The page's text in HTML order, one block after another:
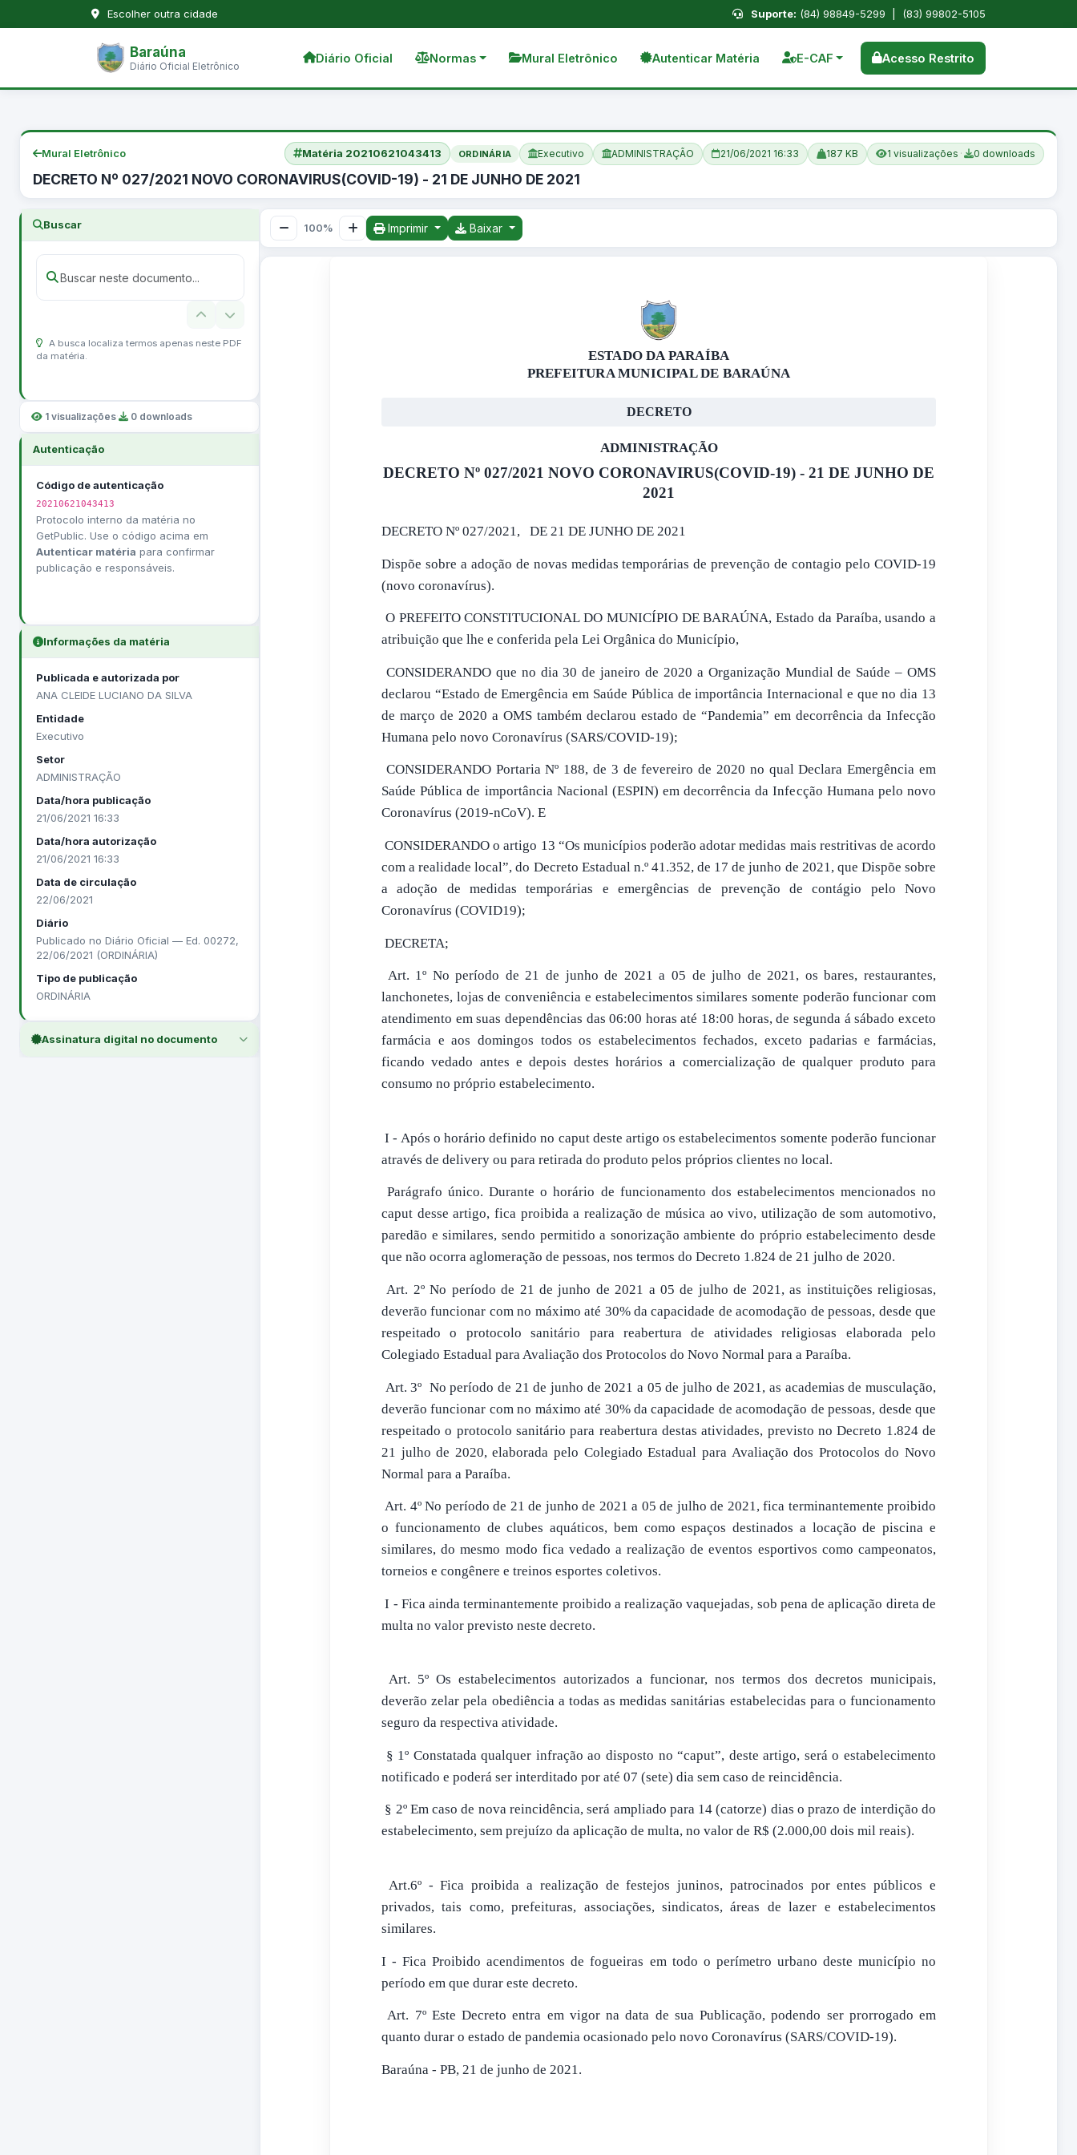
Escolher outra cidade Suporte: (84) 98849-5299 | (83) 99802-5105
Baraúna
Diário Oficial Eletrônico
Diário Oficial Normas Mural Eletrônico Autenticar Matéria E-CAF Acesso Restrito
Mural Eletrônico Matéria 20210621043413 ORDINÁRIA Executivo ADMINISTRAÇÃO 21/06/2021 16:33 187 KB 1 visualizações · 0 downloads
DECRETO Nº 027/2021 NOVO CORONAVIRUS(COVID-19) - 21 DE JUNHO DE 2021
Buscar
A busca localiza termos apenas neste PDF
da matéria.
1 visualizações 0 downloads
Autenticação
Código de autenticação
20210621043413
Protocolo interno da matéria no
GetPublic. Use o código acima em
Autenticar matéria para confirmar
publicação e responsáveis.
Informações da matéria
Publicada e autorizada por
ANA CLEIDE LUCIANO DA SILVA
Entidade
Executivo
Setor
ADMINISTRAÇÃO
Data/hora publicação
21/06/2021 16:33
Data/hora autorização
21/06/2021 16:33
Data de circulação
22/06/2021
Diário
Publicado no Diário Oficial — Ed. 00272,
22/06/2021 (ORDINÁRIA)
Tipo de publicação
ORDINÁRIA
Assinatura digital no documento
100% Imprimir Baixar
ESTADO DA PARAÍBA
PREFEITURA MUNICIPAL DE BARAÚNA
DECRETO
ADMINISTRAÇÃO
DECRETO Nº 027/2021 NOVO CORONAVIRUS(COVID-19) - 21 DE JUNHO DE
2021
DECRETO Nº 027/2021, DE 21 DE JUNHO DE 2021
Dispõe sobre a adoção de novas medidas temporárias de prevenção de contagio pelo COVID-19
(novo coronavírus).
O PREFEITO CONSTITUCIONAL DO MUNICÍPIO DE BARAÚNA, Estado da Paraíba, usando a
atribuição que lhe e conferida pela Lei Orgânica do Município,
CONSIDERANDO que no dia 30 de janeiro de 2020 a Organização Mundial de Saúde – OMS
declarou “Estado de Emergência em Saúde Pública de importância Internacional e que no dia 13
de março de 2020 a OMS também declarou estado de “Pandemia” em decorrência da Infecção
Humana pelo novo Coronavírus (SARS/COVID-19);
CONSIDERANDO Portaria Nº 188, de 3 de fevereiro de 2020 no qual Declara Emergência em
Saúde Pública de importância Nacional (ESPIN) em decorrência da Infecção Humana pelo novo
Coronavírus (2019-nCoV). E
CONSIDERANDO o artigo 13 “Os municípios poderão adotar medidas mais restritivas de acordo
com a realidade local”, do Decreto Estadual n.º 41.352, de 17 de junho de 2021, que Dispõe sobre
a adoção de medidas temporárias e emergências de prevenção de contágio pelo Novo
Coronavírus (COVID19);
DECRETA;
Art. 1º No período de 21 de junho de 2021 a 05 de julho de 2021, os bares, restaurantes,
lanchonetes, lojas de conveniência e estabelecimentos similares somente poderão funcionar com
atendimento em suas dependências das 06:00 horas até 18:00 horas, de segunda á sábado exceto
farmácia e aos domingos todos os estabelecimentos fechados, exceto padarias e farmácias,
ficando vedado antes e depois destes horários a comercialização de qualquer produto para
consumo no próprio estabelecimento.
I - Após o horário definido no caput deste artigo os estabelecimentos somente poderão funcionar
através de delivery ou para retirada do produto pelos próprios clientes no local.
Parágrafo único. Durante o horário de funcionamento dos estabelecimentos mencionados no
caput desse artigo, fica proibida a realização de música ao vivo, utilização de som automotivo,
paredão e similares, sendo permitido a sonorização ambiente do próprio estabelecimento desde
que não ocorra aglomeração de pessoas, nos termos do Decreto 1.824 de 21 julho de 2020.
Art. 2º No período de 21 de junho de 2021 a 05 de julho de 2021, as instituições religiosas,
deverão funcionar com no máximo até 30% da capacidade de acomodação de pessoas, desde que
respeitado o protocolo sanitário para reabertura de atividades religiosas elaborada pelo
Colegiado Estadual para Avaliação dos Protocolos do Novo Normal para a Paraíba.
Art. 3º No período de 21 de junho de 2021 a 05 de julho de 2021, as academias de musculação,
deverão funcionar com no máximo até 30% da capacidade de acomodação de pessoas, desde que
respeitado o protocolo sanitário para reabertura destas atividades, previsto no Decreto 1.824 de
21 julho de 2020, elaborada pelo Colegiado Estadual para Avaliação dos Protocolos do Novo
Normal para a Paraíba.
Art. 4º No período de 21 de junho de 2021 a 05 de julho de 2021, fica terminantemente proibido
o funcionamento de clubes aquáticos, bem como espaços destinados a locação de piscina e
similares, do mesmo modo fica vedado a realização de eventos esportivos como campeonatos,
torneios e congênere e treinos esportes coletivos.
I - Fica ainda terminantemente proibido a realização vaquejadas, sob pena de aplicação direta de
multa no valor previsto neste decreto.
Art. 5º Os estabelecimentos autorizados a funcionar, nos termos dos decretos municipais,
deverão zelar pela obediência a todas as medidas sanitárias estabelecidas para o funcionamento
seguro da respectiva atividade.
§ 1º Constatada qualquer infração ao disposto no “caput”, deste artigo, será o estabelecimento
notificado e poderá ser interditado por até 07 (sete) dia sem caso de reincidência.
§ 2º Em caso de nova reincidência, será ampliado para 14 (catorze) dias o prazo de interdição do
estabelecimento, sem prejuízo da aplicação de multa, no valor de R$ (2.000,00 dois mil reais).
Art.6º - Fica proibida a realização de festejos juninos, patrocinados por entes públicos e
privados, tais como, prefeituras, associações, sindicatos, áreas de lazer e estabelecimentos
similares.
I - Fica Proibido acendimentos de fogueiras em todo o perímetro urbano deste município no
período em que durar este decreto.
Art. 7º Este Decreto entra em vigor na data de sua Publicação, podendo ser prorrogado em
quanto durar o estado de pandemia ocasionado pelo novo Coronavírus (SARS/COVID-19).
Baraúna - PB, 21 de junho de 2021.